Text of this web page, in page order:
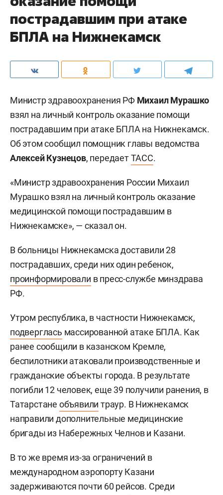
пострадавшим при атаке
БПЛА на Нижнекамск
Министр здравоохранения РФ Михаил Мурашко
взял на личный контроль оказание помощи
пострадавшим при атаке БПЛА на Нижнекамск.
Об этом сообщил помощник главы ведомства
Алексей Кузнецов, передаетТАСС.
«Министр здравоохранения России Михаил
Мурашко взял на личный контроль оказание
медицинской помощи пострадавшим в
Нижнекамске», — сказал он.
В больницы Нижнекамска доставили 28
пострадавших, среди них один ребенок,
проинформировали в пресс-службе минздрава
РФ.
Утром республика, в частности Нижнекамск,
подверглась массированной атаке БПЛА. Как
ранее сообщили в казанском Кремле,
беспилотники атаковали производственные и
гражданские объекты города. В результате
погибли 12 человек, еще 39 получили ранения, в
Татарстане объявили траур. В Нижнекамск
направили дополнительные медицинские
бригады из Набережных Челнов и Казани.
В то же время из-за ограничений в
международном аэропорту Казани
задерживаются почти 60 рейсов. Среди